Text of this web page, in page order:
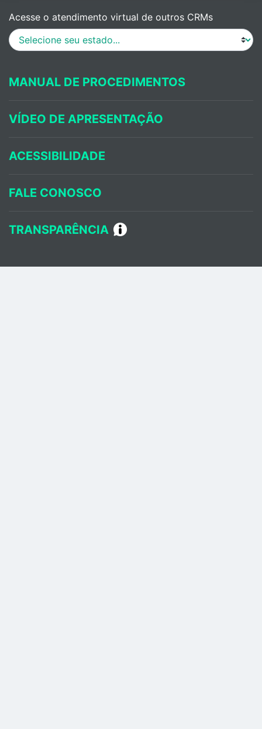
Acesse o atendimento virtual de outros CRMs
MANUAL DE PROCEDIMENTOS
VÍDEO DE APRESENTAÇÃO
ACESSIBILIDADE
FALE CONOSCO
TRANSPARÊNCIA